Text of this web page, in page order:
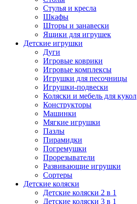
Стулья и кресла
Шкафы
Шторы и занавески
Ящики для игрушек
Детские игрушки
Дуги
Игровые коврики
Игровые комплексы
Игрушки для песочницы
Игрушки-подвески
Коляски и мебель для кукол
Конструкторы
Машинки
Мягкие игрушки
Пазлы
Пирамидки
Погремушки
Прорезыватели
Развивающие игрушки
Сортеры
Детские коляски
Детские коляски 2 в 1
Детские коляски 3 в 1